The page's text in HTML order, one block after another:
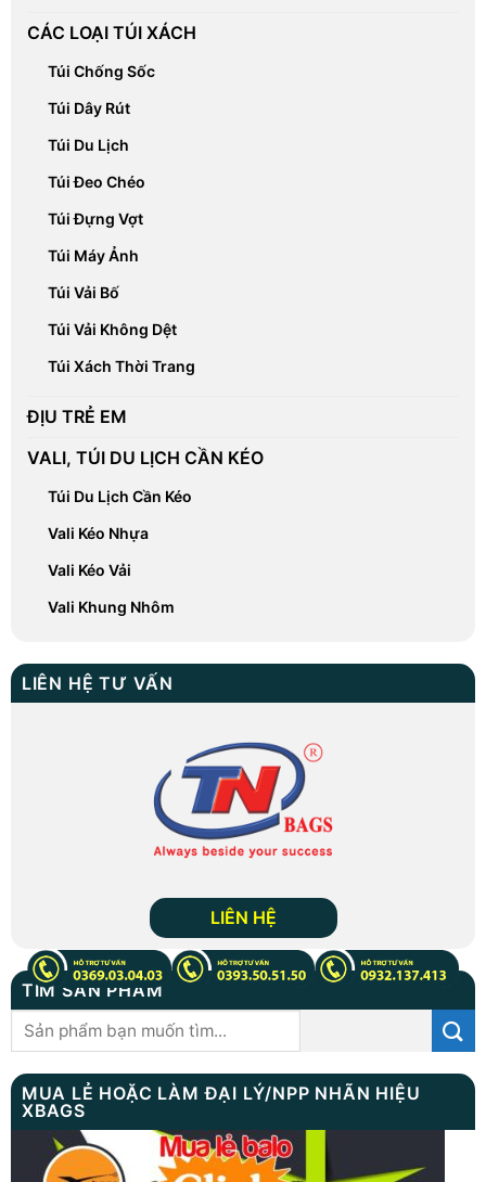
CÁC LOẠI TÚI XÁCH
Túi Chống Sốc
Túi Dây Rút
Túi Du Lịch
Túi Đeo Chéo
Túi Đựng Vợt
Túi Máy Ảnh
Túi Vải Bố
Túi Vải Không Dệt
Túi Xách Thời Trang
ĐỊU TRẺ EM
VALI, TÚI DU LỊCH CẦN KÉO
Túi Du Lịch Cần Kéo
Vali Kéo Nhựa
Vali Kéo Vải
Vali Khung Nhôm
LIÊN HỆ TƯ VẤN
LIÊN HỆ
TÌM SẢN PHẨM
Tìm
MUA LẺ HOẶC LÀM ĐẠI LÝ/NPP NHÃN HIỆU
XBAGS